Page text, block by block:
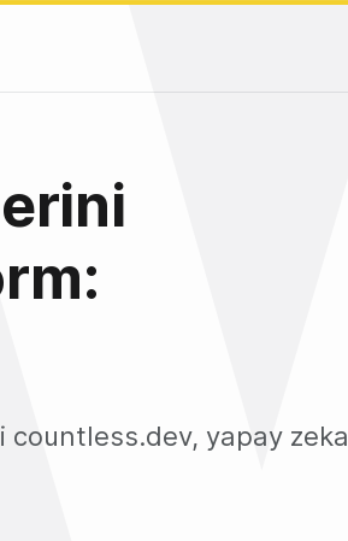
countless.dev, yapay zeka